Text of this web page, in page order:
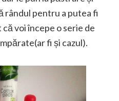
rândul pentru a putea fi
voi începe o serie de
fi și cazul).